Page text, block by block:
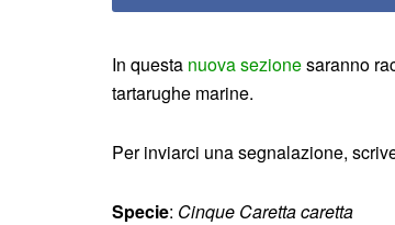
In questa nuova sezionesaranno
tartarughe marine.
Per inviarci una segnalazione,
Specie: Cinque Caretta caretta